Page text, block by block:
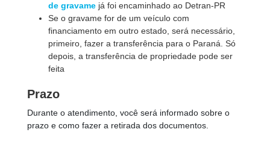
de gravame já foi encaminhado ao Detran-PR
Se o gravame for de um veículo com
financiamento em outro estado, será necessário,
primeiro, fazer a transferência para o Paraná. Só
depois, a transferência de propriedade pode ser
feita
Prazo
Durante o atendimento, você será informado sobre o
prazo e como fazer a retirada dos documentos.